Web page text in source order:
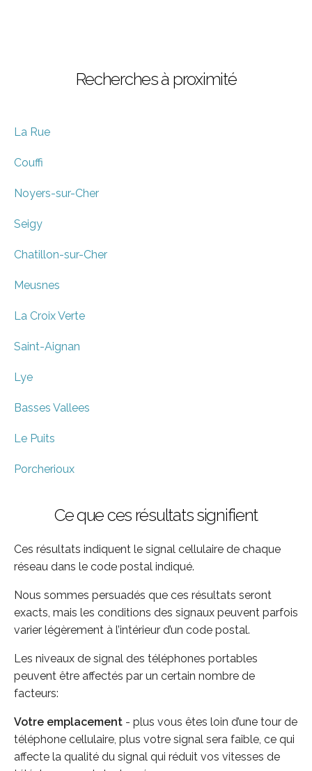
Recherches à proximité
La Rue
Couffi
Noyers-sur-Cher
Seigy
Chatillon-sur-Cher
Meusnes
La Croix Verte
Saint-Aignan
Lye
Basses Vallees
Le Puits
Porcherioux
Ce que ces résultats signifient
Ces résultats indiquent le signal cellulaire de chaque
réseau dans le code postal indiqué.
Nous sommes persuadés que ces résultats seront
exacts, mais les conditions des signaux peuvent parfois
varier légèrement à l’intérieur d’un code postal.
Les niveaux de signal des téléphones portables
peuvent être affectés par un certain nombre de
facteurs:
Votre emplacement - plus vous êtes loin d’une tour de
téléphone cellulaire, plus votre signal sera faible, ce qui
affecte la qualité du signal qui réduit vos vitesses de